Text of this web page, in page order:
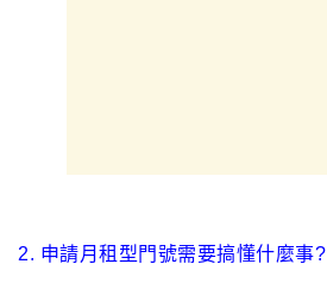
2. 申請月租型門號需要搞懂什麼事?